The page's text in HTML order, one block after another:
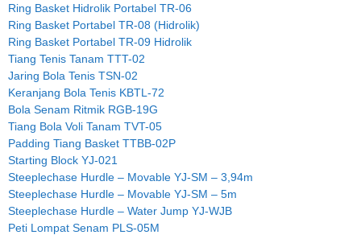
Ring Basket Hidrolik Portabel TR-06
Ring Basket Portabel TR-08 (Hidrolik)
Ring Basket Portabel TR-09 Hidrolik
Tiang Tenis Tanam TTT-02
Jaring Bola Tenis TSN-02
Keranjang Bola Tenis KBTL-72
Bola Senam Ritmik RGB-19G
Tiang Bola Voli Tanam TVT-05
Padding Tiang Basket TTBB-02P
Starting Block YJ-021
Steeplechase Hurdle – Movable YJ-SM – 3,94m
Steeplechase Hurdle – Movable YJ-SM – 5m
Steeplechase Hurdle – Water Jump YJ-WJB
Peti Lompat Senam PLS-05M